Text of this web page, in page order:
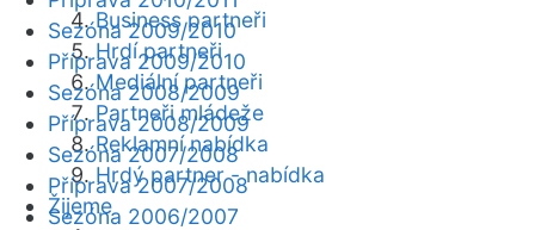
Business partneři
Hrdí partneři
Mediální partneři
Partneři mládeže
Reklamní nabídka
Hrdý partner - nabídka
Žijeme
Sezóna 2009/2010
Příprava 2009/2010
Sezóna 2008/2009
Příprava 2008/2009
Sezóna 2007/2008
Příprava 2007/2008
Sezóna 2006/2007